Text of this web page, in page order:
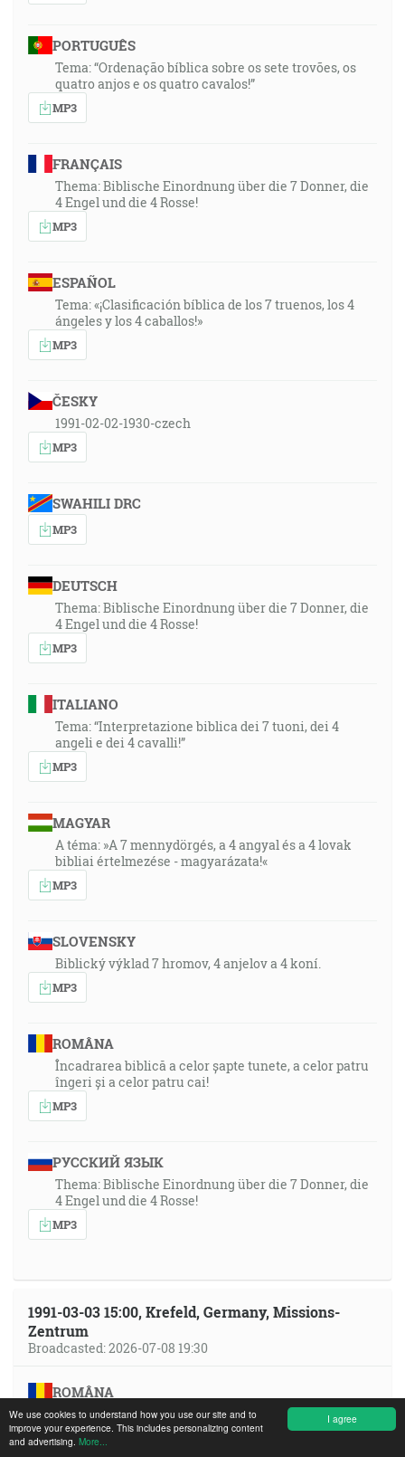
I agree
We use cookies to understand how you use our site and to
improve your experience. This includes personalizing content
and advertising. More...
PORTUGUÊS
Tema: “Ordenação bíblica sobre os sete trovões, os
quatro anjos e os quatro cavalos!”
MP3
FRANÇAIS
Thema: Biblische Einordnung über die 7 Donner, die
4 Engel und die 4 Rosse!
MP3
ESPAÑOL
Tema: «¡Clasificación bíblica de los 7 truenos, los 4
ángeles y los 4 caballos!»
MP3
ČESKY
1991-02-02-1930-czech
MP3
SWAHILI DRC
MP3
DEUTSCH
Thema: Biblische Einordnung über die 7 Donner, die
4 Engel und die 4 Rosse!
MP3
ITALIANO
Tema: “Interpretazione biblica dei 7 tuoni, dei 4
angeli e dei 4 cavalli!”
MP3
MAGYAR
A téma: »A 7 mennydörgés, a 4 angyal és a 4 lovak
bibliai értelmezése - magyarázata!«
MP3
SLOVENSKY
Biblický výklad 7 hromov, 4 anjelov a 4 koní.
MP3
ROMÂNA
Încadrarea biblică a celor șapte tunete, a celor patru
îngeri și a celor patru cai!
MP3
РУССКИЙ ЯЗЫК
Thema: Biblische Einordnung über die 7 Donner, die
4 Engel und die 4 Rosse!
MP3
1991-03-03 15:00, Krefeld, Germany, Missions-
Zentrum
Broadcasted: 2026-07-08 19:30
ROMÂNA
Tema din Faptele Apostolilor 4:24 - 31 Cand au auzit ei
aceste lucruri, si-au ridicat glasul in unitate catre
Dumnezeu si s-au rugat!